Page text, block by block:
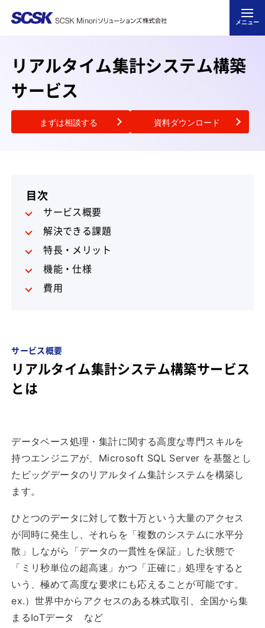
メニュー
リアルタイム集計システム構築
サービス
まずは相談する 資料ダウンロード
サービス概要
リアルタイム集計システム構築サービス
とは
データベース処理・集計に関する高度な専門スキルを
持つエンジニアが、Microsoft SQL Server を基盤とし
たビッグデータのリアルタイム集計システムを構築し
ます。
ひとつのデータに対して数十万という大量のアクセス
が同時に発生し、それらを「複数のシステムに水平分
散」しながら「データの一貫性を保証」した状態で
「ミリ秒単位の超高速」かつ「正確に」処理をすると
いう、極めて高度な要求にも応えることが可能です。
ex.）世界中からアクセスのある株式取引、全国から集
まるIoTデータ など
目次
サービス概要
解決できる課題
特長・メリット
機能・仕様
費用